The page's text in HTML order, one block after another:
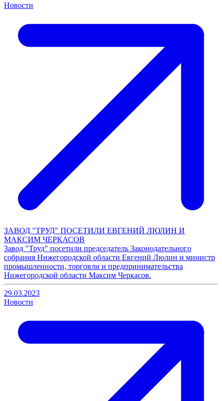
Новости
ЗАВОД "ТРУД" ПОСЕТИЛИ ЕВГЕНИЙ ЛЮЛИН И
МАКСИМ ЧЕРКАСОВ
Завод "Труд" посетили председатель Законодательного
собрания Нижегородской области Евгений Люлин и министр
промышленности, торговли и предпринимательства
Нижегородской области Максим Черкасов.
29.03.2023
Новости